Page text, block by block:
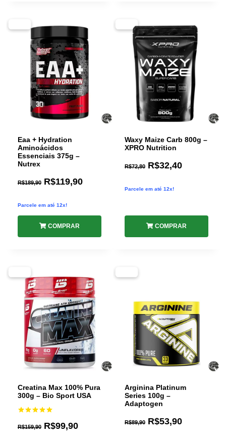
Eaa + Hydration
Aminoácidos
Essenciais 375g –
Nutrex
R$189,90 R$119,90
Parcele em até 12x!
COMPRAR
Waxy Maize Carb 800g –
XPRO Nutrition
R$72,80 R$32,40
Parcele em até 12x!
COMPRAR
Creatina Max 100% Pura
300g – Bio Sport USA
5.00
R$159,90 R$99,90
Arginina Platinum
Series 100g –
Adaptogen
R$89,90 R$53,90